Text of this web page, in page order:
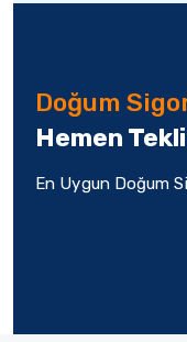
Doğum
Hemen
En Uygun Doğum